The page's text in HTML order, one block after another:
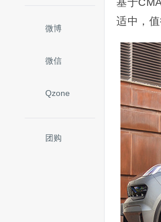
微博
微信
Qzone
团购
基于
适中，值